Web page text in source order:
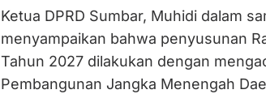
Ketua DPRD Sumbar, Muhidi dalam
menyampaikan bahwa penyusunan
Tahun 2027 dilakukan dengan
Pembangunan Jangka Menengah